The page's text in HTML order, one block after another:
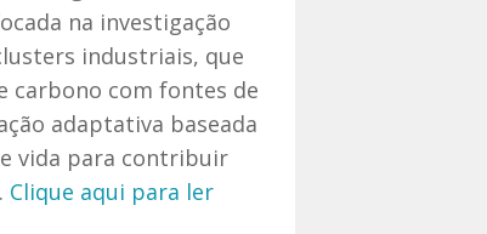
na investigação
industriais, que
carbono com fontes de
adaptativa baseada
vida para contribuir
Clique aqui para ler